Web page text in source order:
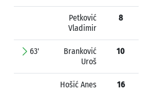
Petković
Vladimir
8
63'
Branković
Uroš
10
Hošić Anes 16